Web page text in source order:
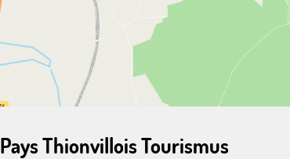
Pays Thionvillois Tourismus